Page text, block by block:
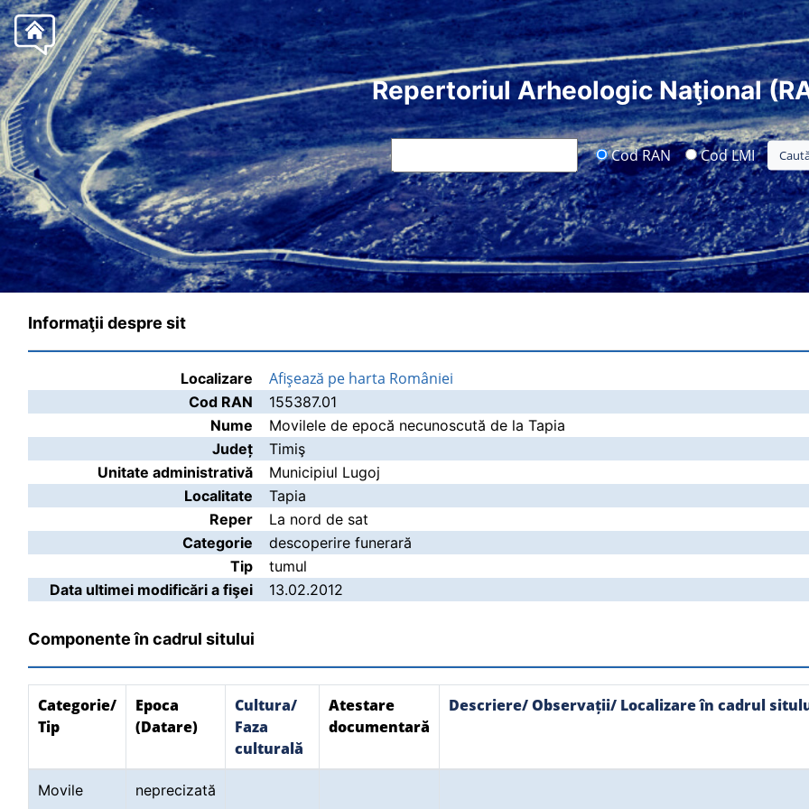
Repertoriul Arheologic Naţional
Cod RAN Cod LMI
Informaţii despre sit
Localizare Afişează pe harta României
Cod RAN
155387.01
Nume
Movilele de epocă necunoscută de la Tapia
Județ
Timiş
Unitate administrativă
Municipiul Lugoj
Localitate
Tapia
Reper
La nord de sat
Categorie
descoperire funerară
Tip
tumul
Data ultimei modificări a fişei
13.02.2012
Componente în cadrul sitului
Categorie/
Tip
Epoca
(Datare)
Cultura/
Faza
culturală
Atestare
documentară
Descriere/ Observații/ Localizare în cadrul
Movile neprecizată